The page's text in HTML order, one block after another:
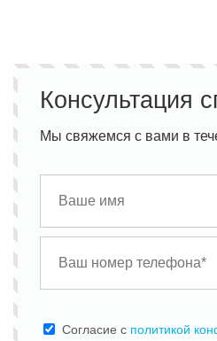
Консультация
Мы свяжемся с вами в
Cогласие с политикой